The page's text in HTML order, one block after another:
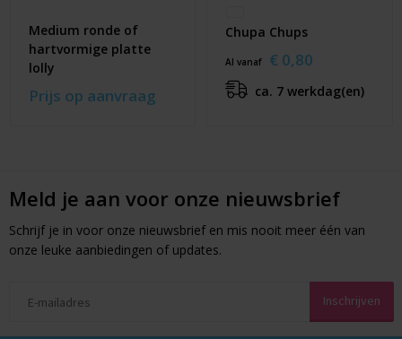
Medium ronde of
hartvormige platte
lolly
Prijs op aanvraag
Chupa Chups
Al vanaf € 0,80
ca. 7 werkdag(en)
Meld je aan voor onze nieuwsbrief
Schrijf je in voor onze nieuwsbrief en mis nooit meer één van
onze leuke aanbiedingen of updates.